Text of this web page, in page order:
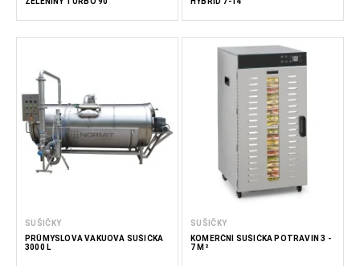
SUŠIČKY
PRŮMYSLOVÁ VAKUOVÁ SUŠIČKA
3000 L
SUŠIČKY
KOMERČNÍ SUŠIČKA POTRAVIN 3 -
7 M²